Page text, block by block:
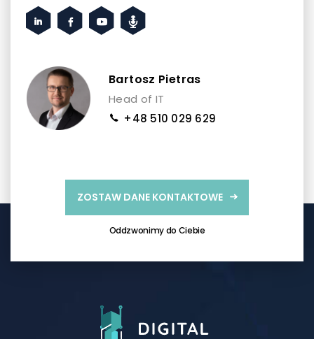
Bartosz Pietras
Head of IT
+48 510 029 629
ZOSTAW DANE KONTAKTOWE
Oddzwonimy do Ciebie